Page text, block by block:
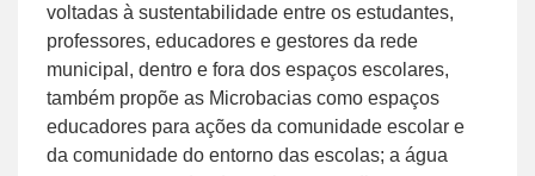
voltadas à sustentabilidade entre os estudantes,
professores, educadores e gestores da rede
municipal, dentro e fora dos espaços escolares,
também propõe as Microbacias como espaços
educadores para ações da comunidade escolar e
da comunidade do entorno das escolas; a água